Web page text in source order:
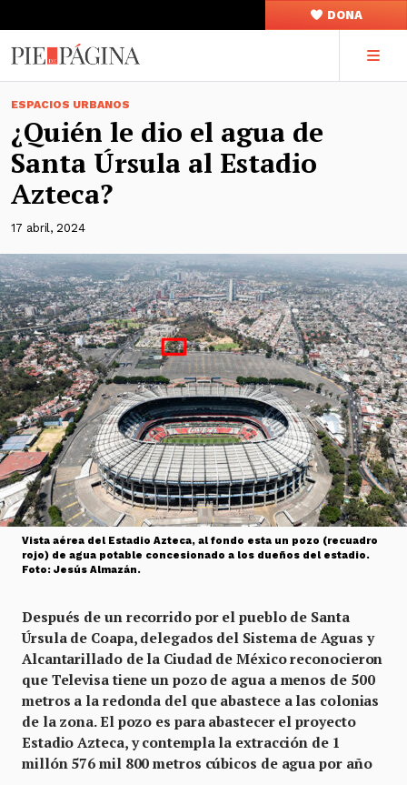
DONA
ESPACIOS URBANOS
¿Quién le dio el agua de
Santa Úrsula al Estadio
Azteca?
17 abril, 2024
Vista aérea del Estadio Azteca, al fondo esta un pozo (recuadro
rojo) de agua potable concesionado a los dueños del estadio.
Foto: Jesús Almazán.
Después de un recorrido por el pueblo de Santa
Úrsula de Coapa, delegados del Sistema de Aguas y
Alcantarillado de la Ciudad de México reconocieron
que Televisa tiene un pozo de agua a menos de 500
metros a la redonda del que abastece a las colonias
de la zona. El pozo es para abastecer el proyecto
Estadio Azteca, y contempla la extracción de 1
millón 576 mil 800 metros cúbicos de agua por año